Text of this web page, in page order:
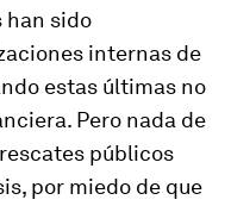
han sido
internas de
estas últimas no
Pero nada de
públicos
por miedo de que